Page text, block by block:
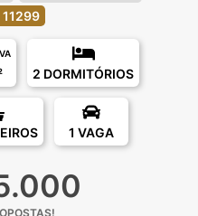
11299
2 DORMITÓRIOS
1 VAGA